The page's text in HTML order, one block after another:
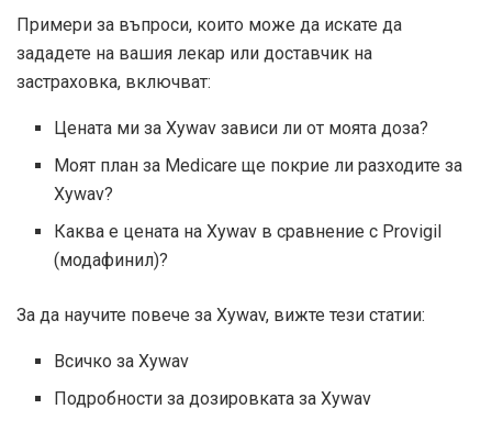
Примери за въпроси, които може да искате да
зададете на вашия лекар или доставчик на
застраховка, включват:
Цената ми за Xywav зависи ли от моята доза?
Моят план за Medicare ще покрие ли разходите за
Xywav?
Каква е цената на Xywav в сравнение с Provigil
(модафинил)?
За да научите повече за Xywav, вижте тези статии:
Всичко за Xywav
Подробности за дозировката за Xywav